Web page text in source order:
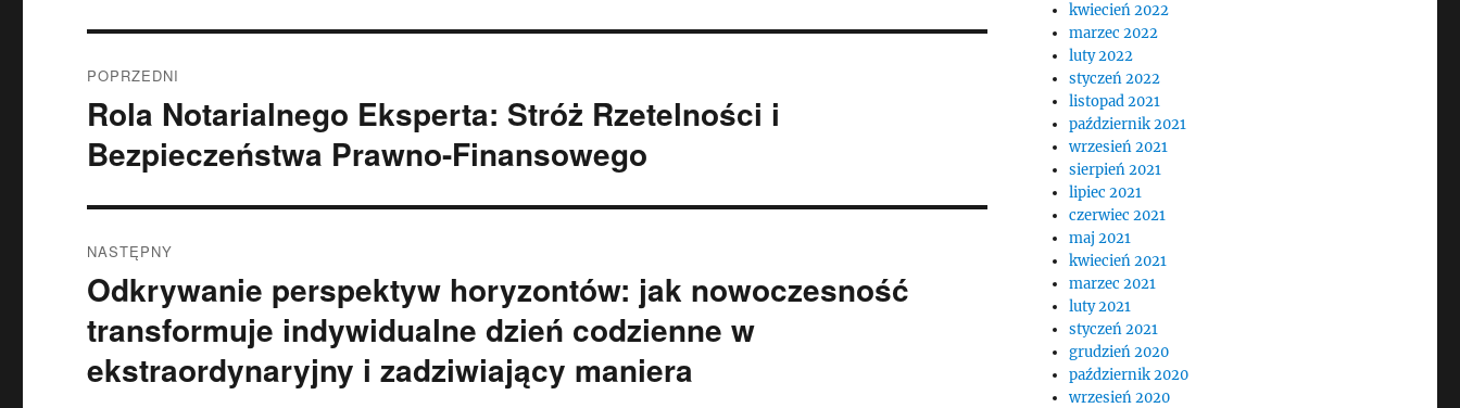
wpisu
POPRZEDNI
Poprzedni
wpis:
Rola Notarialnego Eksperta: Stróż Rzetelności i
Bezpieczeństwa Prawno-Finansowego
NASTĘPNY
Następny
Odkrywanie perspektyw horyzontów: jak nowoczesność
transformuje indywidualne dzień codzienne w
ekstraordynaryjny i zadziwiający maniera
kwiecień 2022
marzec 2022
luty 2022
styczeń 2022
listopad 2021
październik 2021
wrzesień 2021
sierpień 2021
lipiec 2021
czerwiec 2021
maj 2021
kwiecień 2021
marzec 2021
luty 2021
styczeń 2021
grudzień 2020
październik 2020
wrzesień 2020